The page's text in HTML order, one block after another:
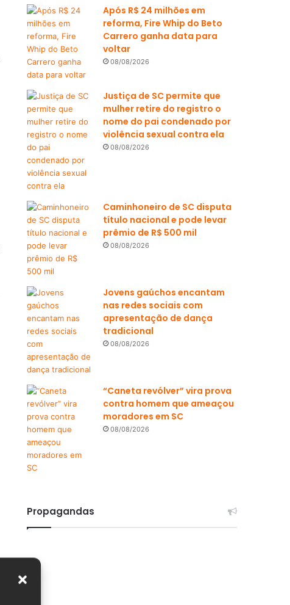
Após R$ 24 milhões em
reforma, Fire Whip do Beto
Carrero ganha data para
voltar
08/08/2026
Justiça de SC permite que
mulher retire do registro o
nome do pai condenado por
violência sexual contra ela
08/08/2026
Caminhoneiro de SC disputa
título nacional e pode levar
prêmio de R$ 500 mil
08/08/2026
Jovens gaúchos encantam
nas redes sociais com
apresentação de dança
tradicional
08/08/2026
“Caneta revólver” vira prova
contra homem que ameaçou
moradores em SC
08/08/2026
Propagandas